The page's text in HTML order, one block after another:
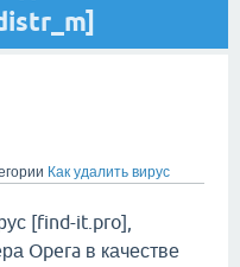
Как удалить вирус
[find-it.pro],
Opera в качестве